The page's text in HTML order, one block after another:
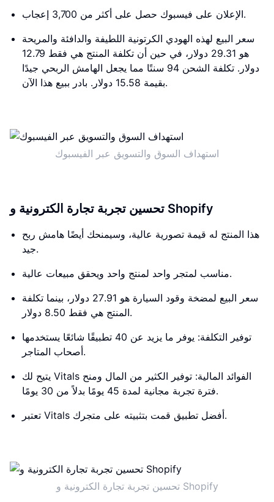
الإعلان على فيسبوك حصل على أكثر من 3,700 إعجاب.
سعر البيع لهذه الهودي الكرتونية اللطيفة والدافئة والمريحة
هو 29.31 دولار، في حين أن تكلفة المنتج هي فقط 12.79
دولار. تكلفة الشحن 94 سنتًا مما يجعل الهامش الربحي جيدًا
بقيمة 15.58 دولار. بادر ببيع هذا الآن.
استهداف السوق والتسويق عبر الفيسبوك
تحسين تجربة تجارة الكترونية و Shopify
هذا المنتج له قيمة تصورية عالية، وسيمنحك أيضًا هامش ربح
جيد.
مناسب لمتجر واحد لمنتج واحد ويحقق مبيعات عالية.
سعر البيع لمضخة وقود السيارة هو 27.91 دولار، بينما تكلفة
المنتج هي فقط 8.50 دولار.
توفير التكلفة: يوفر ما يزيد عن 40 تطبيقًا شائعًا يستخدمها
أصحاب المتاجر.
يتيح لك Vitals الفوائد المالية: توفير الكثير من المال ومنح
فترة تجربة مجانية لمدة 45 يومًا بدلاً من 30 يومًا.
تعتبر Vitals أفضل تطبيق قمت بتثبيته على متجرك.
تحسين تجربة تجارة الكترونية و Shopify